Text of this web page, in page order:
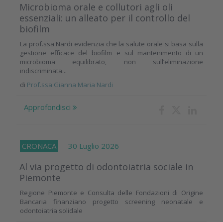
Microbioma orale e collutori agli oli
essenziali: un alleato per il controllo del
biofilm
La prof.ssa Nardi evidenzia che la salute orale si basa sulla
gestione efficace del biofilm e sul mantenimento di un
microbioma equilibrato, non sull’eliminazione
indiscriminata...
di Prof.ssa Gianna Maria Nardi
Approfondisci
CRONACA 30 Luglio 2026
Al via progetto di odontoiatria sociale in
Piemonte
Regione Piemonte e Consulta delle Fondazioni di Origine
Bancaria finanziano progetto screening neonatale e
odontoiatria solidale